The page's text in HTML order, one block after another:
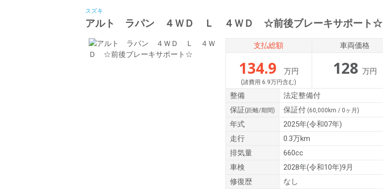
スズキ
アルト ラパン ４ＷＤ Ｌ ４ＷＤ ☆前後ブレーキサポート☆
支払総額
134.9 万円
(諸費用 6.9万円含む)
車両価格
128 万円
整備
法定整備付
保証(距離/期間) 保証付(60,000km / 0ヶ月)
年式
2025年(令和07年)
走行
0.3万km
排気量
660cc
車検
2028年(令和10年)9月
修復歴
なし